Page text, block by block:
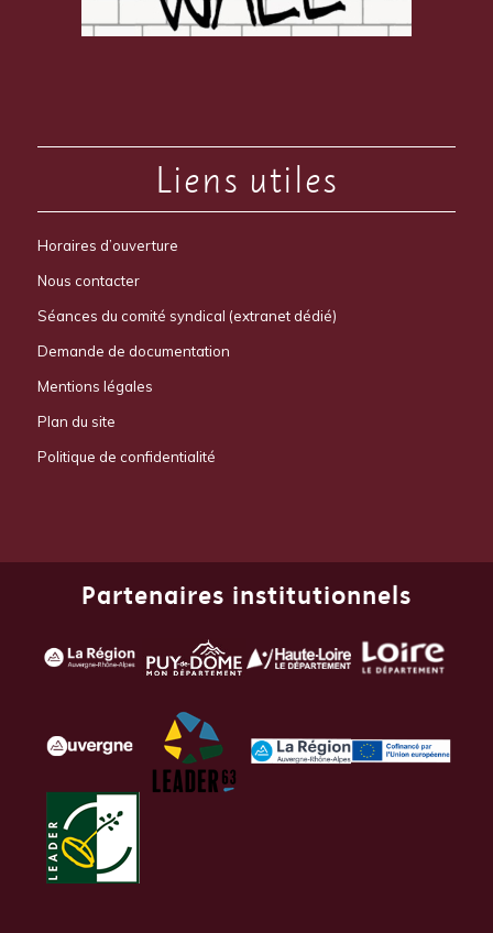
Liens utiles
Horaires d’ouverture
Nous contacter
Séances du comité syndical (extranet dédié)
Demande de documentation
Mentions légales
Plan du site
Politique de confidentialité
Partenaires institutionnels